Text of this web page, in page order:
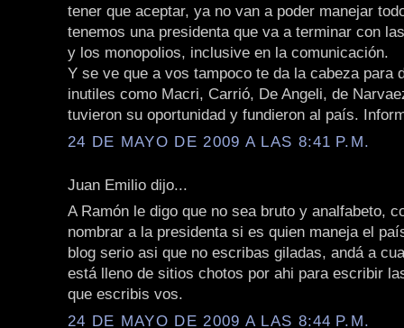
tener que aceptar, ya no van a poder manejar
tenemos una presidenta que va a terminar con
y los monopolios, inclusive en la comunicación.
Y se ve que a vos tampoco te da la cabeza para
inutiles como Macri, Carrió, De Angeli, de
tuvieron su oportunidad y fundieron al país.
24 DE MAYO DE 2009 A LAS 8:41 P.M.
Juan Emilio dijo...
A Ramón le digo que no sea bruto y analfabeto,
nombrar a la presidenta si es quien maneja el
blog serio asi que no escribas giladas, andá a
está lleno de sitios chotos por ahi para escribir
que escribis vos.
24 DE MAYO DE 2009 A LAS 8:44 P.M.